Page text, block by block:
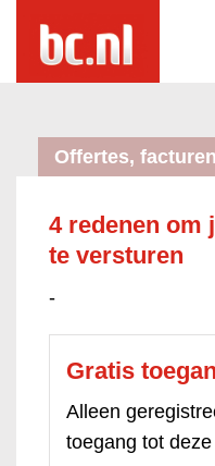
Offertes,
4 redenen om
te versturen
-
Gratis
Alleen
toegang tot